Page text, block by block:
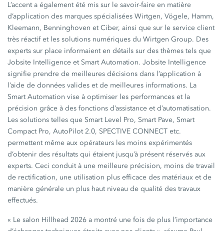
L’accent a également été mis sur le savoir-faire en matière
d’application des marques spécialisées Wirtgen, Vögele, Hamm,
Kleemann, Benninghoven et Ciber, ainsi que sur le service client
très réactif et les solutions numériques du Wirtgen Group. Des
experts sur place informaient en détails sur des thèmes tels que
Jobsite Intelligence et Smart Automation. Jobsite Intelligence
signifie prendre de meilleures décisions dans l’application à
l’aide de données valides et de meilleures informations. La
Smart Automation vise à optimiser les performances et la
précision grâce à des fonctions d’assistance et d’automatisation.
Les solutions telles que Smart Level Pro, Smart Pave, Smart
Compact Pro, AutoPilot 2.0, SPECTIVE CONNECT etc.
permettent même aux opérateurs les moins expérimentés
d’obtenir des résultats qui étaient jusqu’à présent réservés aux
experts. Ceci conduit à une meilleure précision, moins de travail
de rectification, une utilisation plus efficace des matériaux et de
manière générale un plus haut niveau de qualité des travaux
effectués.
« Le salon Hillhead 2026 a montré une fois de plus l’importance